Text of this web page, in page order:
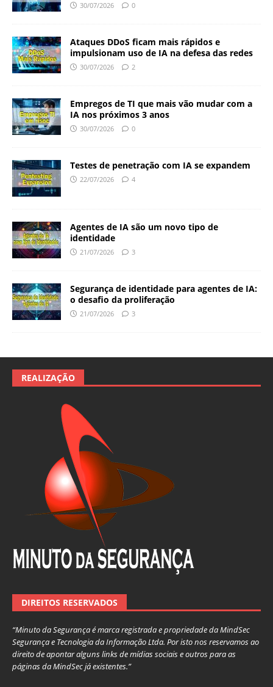
30/07/2026 0
Ataques DDoS ficam mais rápidos e
impulsionam uso de IA na defesa das redes
30/07/2026 2
Empregos de TI que mais vão mudar com a
IA nos próximos 3 anos
30/07/2026 0
Testes de penetração com IA se expandem
22/07/2026 4
Agentes de IA são um novo tipo de
identidade
21/07/2026 3
Segurança de identidade para agentes de IA:
o desafio da proliferação
21/07/2026 3
REALIZAÇÃO
DIREITOS RESERVADOS
“Minuto da Segurança é marca registrada e propriedade da MindSec
Segurança e Tecnologia da Informação Ltda. Por isto nos reservamos ao
direito de apontar alguns links de mídias sociais e outros para as
páginas da MindSec já existentes.”